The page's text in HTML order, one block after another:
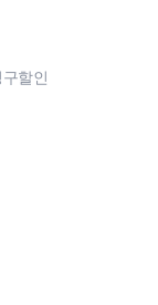
할인